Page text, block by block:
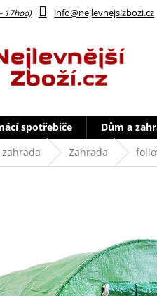
info@nejlevnejsizbozi.cz
spotřebiče Dům a
Zahrada